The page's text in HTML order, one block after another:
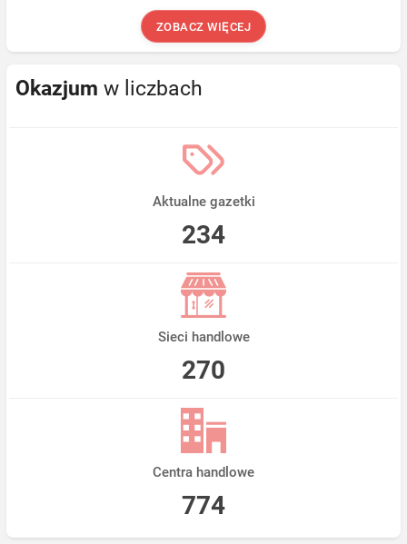
ZOBACZ WIĘCEJ
Okazjum w liczbach
Aktualne gazetki
234
Sieci handlowe
270
Centra handlowe
774